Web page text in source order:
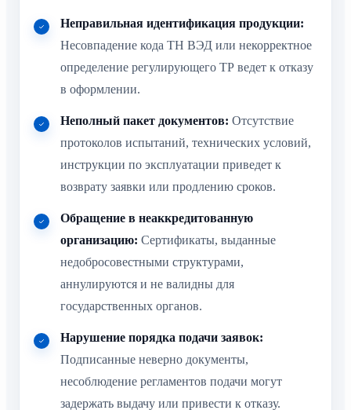
Неправильная идентификация продукции:
Несовпадение кода ТН ВЭД или некорректное
определение регулирующего ТР ведет к отказу
в оформлении.
Неполный пакет документов: Отсутствие
протоколов испытаний, технических условий,
инструкции по эксплуатации приведет к
возврату заявки или продлению сроков.
Обращение в неаккредитованную
организацию: Сертификаты, выданные
недобросовестными структурами,
аннулируются и не валидны для
государственных органов.
Нарушение порядка подачи заявок:
Подписанные неверно документы,
несоблюдение регламентов подачи могут
задержать выдачу или привести к отказу.